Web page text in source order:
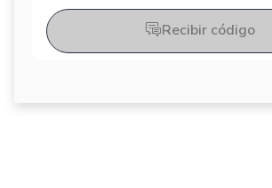
Recibir código